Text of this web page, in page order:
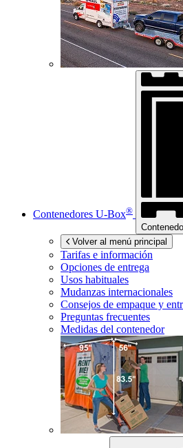
Contenedores U-Box®
Volver al menú principal
Tarifas e información
Opciones de entrega
Usos habituales
Mudanzas internacionales
Consejos de empaque y
Preguntas frecuentes
Medidas del contenedor